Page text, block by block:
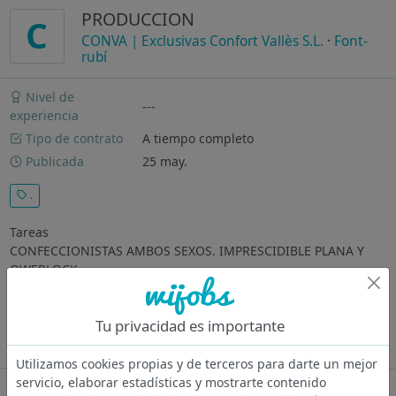
C PRODUCCION
CONVA | Exclusivas Confort Vallès S.L. · Font-
rubí
Nivel de
experiencia
---
Tipo de contrato
A tiempo completo
Publicada
25 may.
.
Tareas
CONFECCIONISTAS AMBOS SEXOS. IMPRESCIDIBLE PLANA Y
OWERLOCK
EXPERIENCIA EN MÁQUINAS DE COSER
Oferta desactivada
Tu privacidad es importante
Utilizamos cookies propias y de terceros para darte un mejor
servicio, elaborar estadísticas y mostrarte contenido